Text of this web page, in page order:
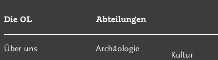
Die OL
Über uns
Abteilungen
Archäologie
Kultur